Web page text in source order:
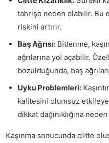
tahrişe neden olabilir. Bu
riskini artırır.
Baş Ağrısı: Bitlenme,
ağrılarına yol açabilir.
bozulduğunda, baş
Uyku Problemleri:
kalitesini olumsuz
dikkat dağınıklığına
Kaşınma sonucunda ciltte